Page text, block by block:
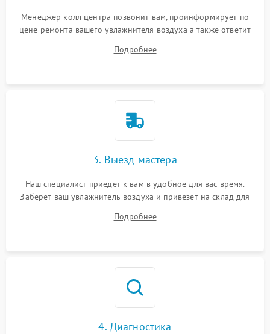
Менеджер колл центра позвонит вам, проинформирует по
цене ремонта вашего увлажнителя воздуха а также ответит
Подробнее
3. Выезд мастера
Наш специалист приедет к вам в удобное для вас время.
Заберет ваш увлажнитель воздуха и привезет на склад для
Подробнее
4. Диагностика